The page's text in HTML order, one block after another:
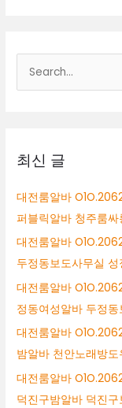
색
최신 글
대전룸알바
퍼블릭알바 청주룸싸
대전룸알바
두정동보도사무실
대전룸알바
정동여성알바 두정동
대전룸알바
밤알바 천안노래방도
대전룸알바
덕진구밤알바 덕진구